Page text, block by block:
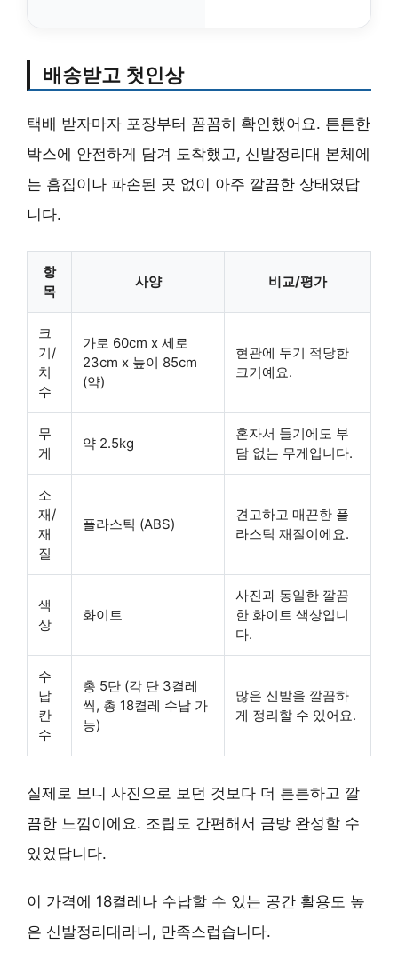
배송받고 첫인상
택배 받자마자 포장부터 꼼꼼히 확인했어요. 튼튼한
박스에 안전하게 담겨 도착했고, 신발정리대 본체에
는 흠집이나 파손된 곳 없이 아주 깔끔한 상태였답
니다.
항
목
사양 비교/평가
크
기/
치
수
가로 60cm x 세로
23cm x 높이 85cm
(약)
현관에 두기 적당한
크기예요.
무
게
약 2.5kg
혼자서 들기에도 부
담 없는 무게입니다.
소
재/
재
질
플라스틱 (ABS)
견고하고 매끈한 플
라스틱 재질이에요.
색
상
화이트
사진과 동일한 깔끔
한 화이트 색상입니
다.
수
납
칸
수
총 5단 (각 단 3켤레
씩, 총 18켤레 수납 가
능)
많은 신발을 깔끔하
게 정리할 수 있어요.
실제로 보니 사진으로 보던 것보다 더 튼튼하고 깔
끔한 느낌이에요. 조립도 간편해서 금방 완성할 수
있었답니다.
이 가격에 18켤레나 수납할 수 있는 공간 활용도 높
은 신발정리대라니, 만족스럽습니다.